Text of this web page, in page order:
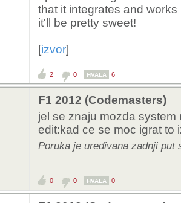
that it integrates and
it'll be pretty sweet!
[izvor]
2 0 HVALA 6
F1 2012 (Codemasters)
jel se znaju mozda
edit:kad ce se moc igrat to
Poruka je uređivana zadnji put
0 0 HVALA 0